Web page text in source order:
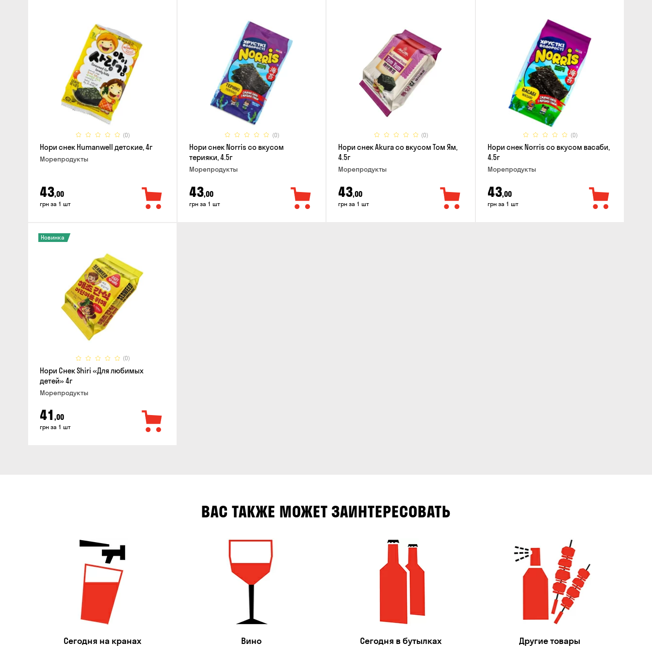
(0)
Нори снек Humanwell детские, 4г
Морепродукты
43,00
грн за 1 шт
(0)
Нори снек Norris со вкусом
терияки, 4.5г
Морепродукты
43,00
грн за 1 шт
(0)
Нори снек Akura со вкусом Том Ям,
4.5г
Морепродукты
43,00
грн за 1 шт
(0)
Нори снек Norris со вкусом васаби,
4.5г
Морепродукты
43,00
грн за 1 шт
(0)
Новинка
Нори Снек Shiri «Для любимых
детей» 4г
Морепродукты
41 ,00
грн за 1 шт
ВАС ТАКЖЕ МОЖЕТ ЗАИНТЕРЕСОВАТЬ
Сегодня на кранах Вино Сегодня в бутылках Другие товары